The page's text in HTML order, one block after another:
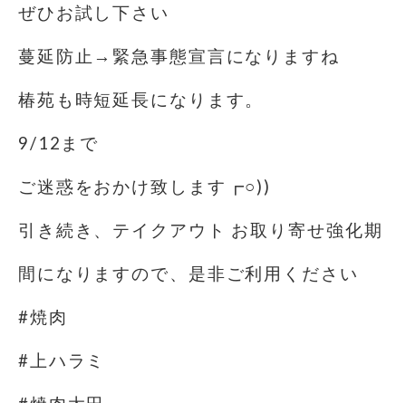
ぜひお試し下さい
蔓延防止→緊急事態宣言になりますね
椿苑も時短延長になります。
9/12まで️
ご迷惑をおかけ致します┏○))
引き続き、テイクアウト お取り寄せ強化期
間になりますので、是非ご利用ください
#焼肉
#上ハラミ